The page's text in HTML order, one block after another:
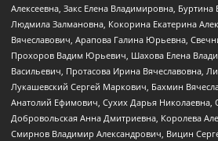
Алексеевна, Закс Елена Владимировна,
Людмила Залмановна, Кокорина Екатерина
Вячеславович, Арапова Галина Юрьевна,
Прохоров Вадим Юрьевич, Шахова Елена
Васильевич, Протасова Ирина Вячеславовна,
Лукашевский Сергей Маркович, Бахмин
Анатолий Ефимович, Сухих Дарья Николаевна,
Добровольская Анна Дмитриевна, Королева
Смирнов Владимир Александрович, Вицин